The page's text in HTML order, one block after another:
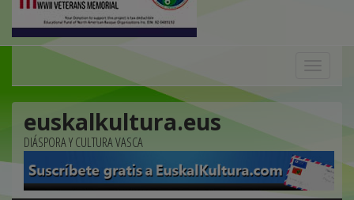
euskalkultura.eus
DIÁSPORA Y CULTURA VASCA